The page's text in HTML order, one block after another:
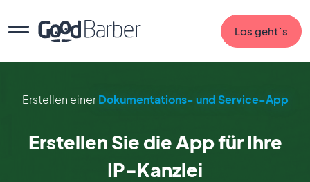
Los geht`s
Erstellen einerDokumentations- und Service-App
Erstellen Sie die App für Ihre
IP-Kanzlei